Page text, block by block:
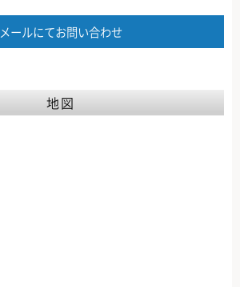
メールにてお問い合わせ
地図